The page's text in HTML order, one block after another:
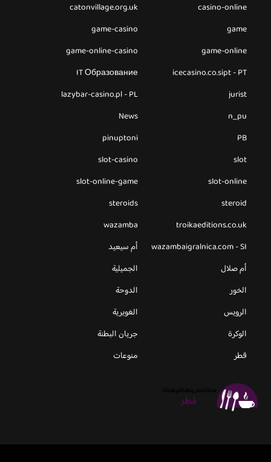
casino-online
catonvillage.org.uk
game
game-casino
game-online
game-online-casino
icecasino.co.sipt - PT
IT Образование
jurist
lazybar-casino.pl - PL
n_pu
News
PB
pinuptoni
slot
slot-casino
slot-online
slot-online-game
steroid
steroids
troikaeditions.co.uk
wazamba
wazambaigralnica.com - SI
أم سيعيد
أم صلال
الجميلية
الخور
الدوحة
الرويس
الغويرية
الوكرة
جريان البطنة
قطر
منوعات